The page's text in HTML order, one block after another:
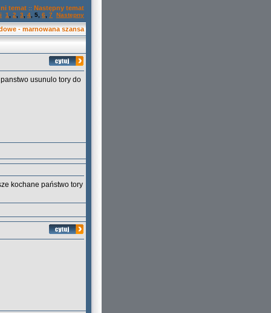
temat :: Następny temat
1 2 3 4 5 6 7 Następny
- marnowana szansa
usunulo tory do
kochane państwo tory